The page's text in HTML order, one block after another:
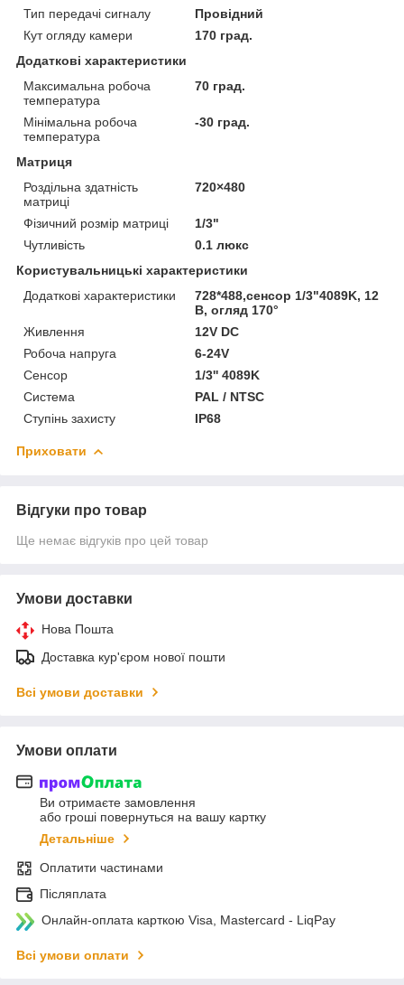
Тип передачі сигналу
Провідний
Кут огляду камери
170 град.
Додаткові характеристики
Максимальна робоча
температура
70 град.
Мінімальна робоча
температура
-30 град.
Матриця
Роздільна здатність
матриці
720×480
Фізичний розмір матриці
1/3"
Чутливість
0.1 люкс
Користувальницькі характеристики
Додаткові характеристики
728*488,сенсор 1/3"4089K, 12
В, огляд 170°
Живлення
12V DC
Робоча напруга
6-24V
Сенсор
1/3'' 4089K
Система
PAL / NTSC
Ступінь захисту
IP68
Приховати
Відгуки про товар
Ще немає відгуків про цей товар
Умови доставки
Нова Пошта
Доставка кур'єром нової пошти
Всі умови доставки
Умови оплати
Ви отримаєте замовлення
або гроші повернуться на вашу картку
Детальніше
Оплатити частинами
Післяплата
Онлайн-оплата карткою Visa, Mastercard - LiqPay
Всі умови оплати